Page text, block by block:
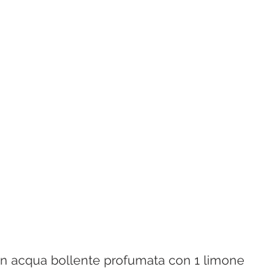
acqua bollente profumata con 1 limone